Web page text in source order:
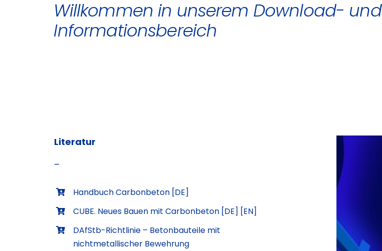
Willkommen in unserem Download- und
Informationsbereich
Literatur
–
HandbuchCarbonbeton [DE]
CUBE. Neues Bauen mit Carbonbeton [DE] [EN]
DAfStb-Richtlinie – Betonbauteile mit
nichtmetallischer Bewehrung